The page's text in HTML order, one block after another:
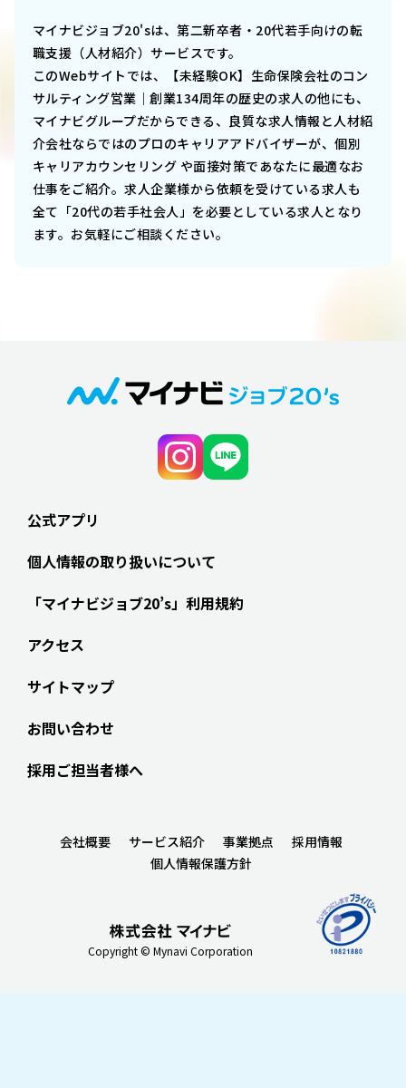
マイナビジョブ20'sは、第二新卒者・20代若手向けの転
職支援（人材紹介）サービスです。
このWebサイトでは、
【未経験OK】生命保険会社のコン
サルティング営業｜創業134周年の歴史の求人の他にも、
マイナビグループだからできる、良質な求人情報と人材紹
介会社ならではのプロのキャリアアドバイザーが、個別
キャリアカウンセリング や面接対策であなたに最適なお
仕事をご紹介。求人企業様から依頼を受けている求人も
全て「20代の若手社会人」を必要としている求人となり
ます。お気軽にご相談ください。
公式アプリ
個人情報の取り扱いについて
「マイナビジョブ20’s」利用規約
アクセス
サイトマップ
お問い合わせ
採用ご担当者様へ
Copyright © Mynavi Corporation
会社概要 サービス紹介 事業拠点
採用情報
個人情報保護方針